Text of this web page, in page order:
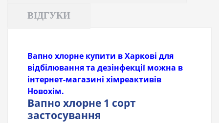
ВІДГУКИ
Вапно хлорне купити в Харкові для
відбілювання та дезінфекції можна в
інтернет-магазині хімреактивів
Новохім.
Вапно хлорне 1 сорт
застосування